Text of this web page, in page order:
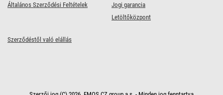
Általános Szerződési Feltételek
Jogi garancia
Letöltőközpont
Szerződéstől való elállás